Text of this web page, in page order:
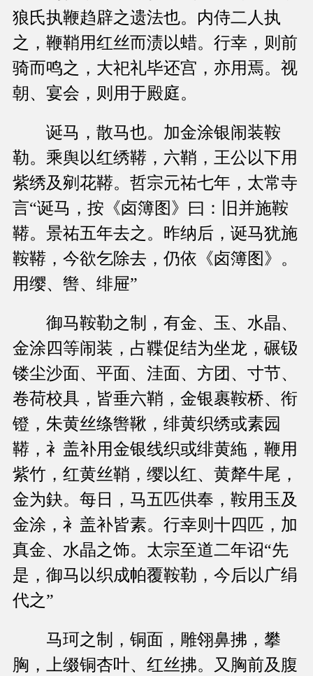
狼氏执鞭趋辟之遗法也。内侍二人执
之，鞭鞘用红丝而渍以蜡。行幸，则前
骑而鸣之，大祀礼毕还宫，亦用焉。视
朝、宴会，则用于殿庭。
诞马，散马也。加金涂银闹装鞍
勒。乘舆以红绣鞯，六鞘，王公以下用
紫绣及剜花鞯。哲宗元祐七年，太常寺
言“诞马，按《卤簿图》曰：旧并施鞍
鞯。景祐五年去之。昨纳后，诞马犹施
鞍鞯，今欲乞除去，仍依《卤簿图》。
用缨、辔、绯屉”
御马鞍勒之制，有金、玉、水晶、
金涂四等闹装，占鞢促结为坐龙，碾钑
镂尘沙面、平面、洼面、方团、寸节、
卷荷校具，皆垂六鞘，金银裹鞍桥、衔
镫，朱黄丝绦辔鞦，绯黄织绣或素园
鞯，衤盖补用金银线织或绯黄絁，鞭用
紫竹，红黄丝鞘，缨以红、黄犛牛尾，
金为鈌。每日，马五匹供奉，鞍用玉及
金涂，衤盖补皆素。行幸则十四匹，加
真金、水晶之饰。太宗至道二年诏“先
是，御马以织成帕覆鞍勒，今后以广绢
代之”
马珂之制，铜面，雕翎鼻拂，攀
胸，上缀铜杏叶、红丝拂。又胸前及腹